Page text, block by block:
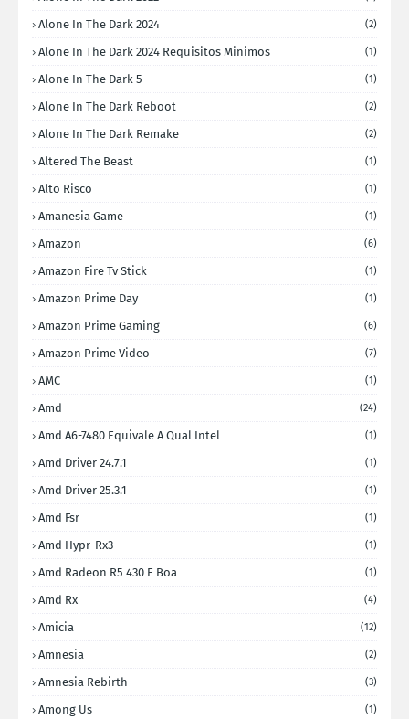
Alone In The Dark 2024 (2)
Alone In The Dark 2024 Requisitos Minimos (1)
Alone In The Dark 5 (1)
Alone In The Dark Reboot (2)
Alone In The Dark Remake (2)
Altered The Beast (1)
Alto Risco (1)
Amanesia Game (1)
Amazon (6)
Amazon Fire Tv Stick (1)
Amazon Prime Day (1)
Amazon Prime Gaming (6)
Amazon Prime Video (7)
AMC (1)
Amd (24)
Amd A6-7480 Equivale A Qual Intel (1)
Amd Driver 24.7.1 (1)
Amd Driver 25.3.1 (1)
Amd Fsr (1)
Amd Hypr-Rx3 (1)
Amd Radeon R5 430 E Boa (1)
Amd Rx (4)
Amicia (12)
Amnesia (2)
Amnesia Rebirth (3)
Among Us (1)